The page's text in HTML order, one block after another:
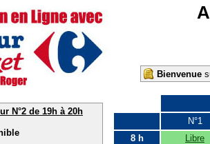
Bienvenue
N°2 de 19h à 20h
N°1
8 h
Libre